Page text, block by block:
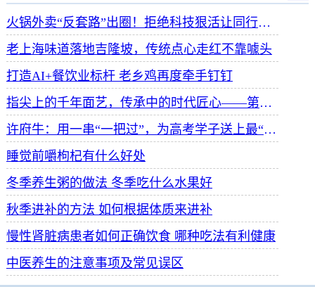
火锅外卖“反套路”出圈！拒绝科技狠活让同行颤抖
老上海味道落地吉隆坡，传统点心走红不靠噱头
打造AI+餐饮业标杆 老乡鸡再度牵手钉钉
指尖上的千年面艺，传承中的时代匠心——第八届“安琪酵母杯”中华发酵面食大赛武汉赛区开赛
许府牛：用一串“一把过”，为高考学子送上最“牛”祝福
睡觉前嚼枸杞有什么好处
冬季养生粥的做法 冬季吃什么水果好
秋季进补的方法 如何根据体质来进补
慢性肾脏病患者如何正确饮食 哪种吃法有利健康
中医养生的注意事项及常见误区